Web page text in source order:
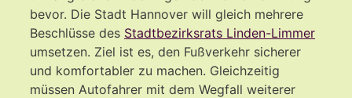
bevor. Die Stadt Hannover will gleich mehrere
Beschlüsse des Stadtbezirksrats Linden-Limmer
umsetzen. Ziel ist es, den Fußverkehr sicherer
und komfortabler zu machen. Gleichzeitig
müssen Autofahrer mit dem Wegfall weiterer